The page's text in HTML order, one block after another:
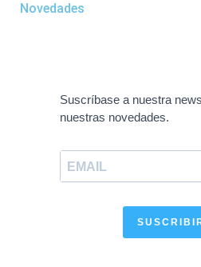
Novedades
Suscríbase a nuestra
nuestras novedades.